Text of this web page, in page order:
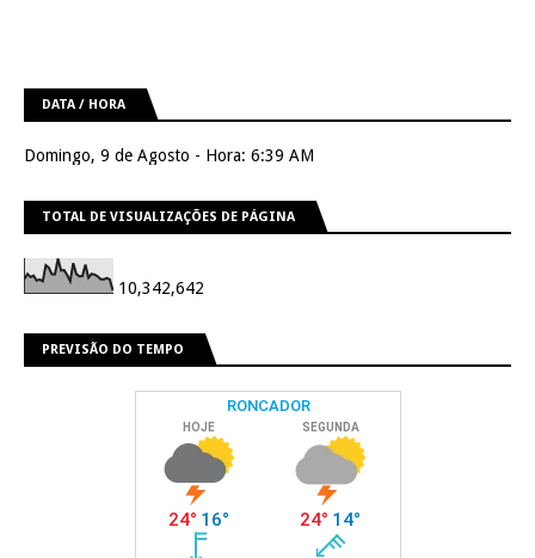
DATA / HORA
Domingo, 9 de Agosto - Hora: 6:39 AM
TOTAL DE VISUALIZAÇÕES DE PÁGINA
10,342,642
PREVISÃO DO TEMPO